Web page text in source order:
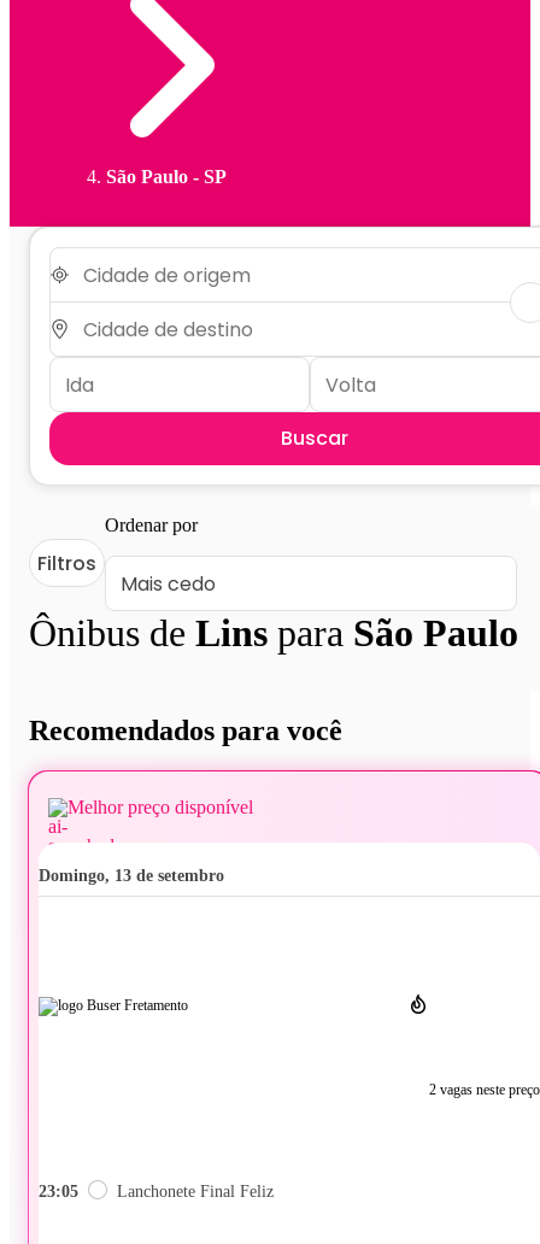
São Paulo - SP
Buscar
Ônibus de Lins para São Paulo
Filtros
Ordenar por
Recomendados para você
Melhor preço disponível
domingo, 13 de setembro
2 vagas neste preço
23:05 Lanchonete Final Feliz